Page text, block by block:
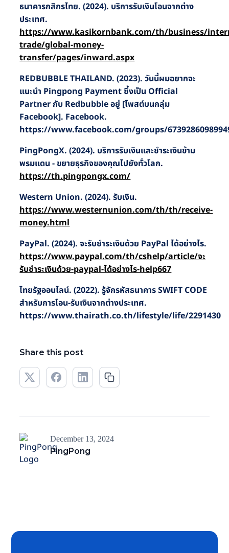
ธนาคารกสิกรไทย. (2024). บริการรับเงินโอนจากต่าง
ประเทศ.
https://www.kasikornbank.com/th/business/
trade/global-money-
transfer/pages/inward.aspx
REDBUBBLE THAILAND. (2023). วันนี้ผมอยากจะ
แนะนำ Pingpong Payment ซึ้งเป็น Official
Partner กับ Redbubble อยู่ [โพสต์บนกลุ่ม
Facebook]. Facebook.
https://www.facebook.com/groups/
PingPongX. (2024). บริการรับเงินและชำระเงินข้าม
พรมแดน - ขยายธุรกิจของคุณไปยังทั่วโลก.
https://th.pingpongx.com/
Western Union. (2024). รับเงิน.
https://www.westernunion.com/th/th/receive-
money.html
PayPal. (2024). จะรับชำระเงินด้วย PayPal ได้อย่างไร.
https://www.paypal.com/th/cshelp/article/จะ
รับชำระเงินด้วย-paypal-ได้อย่างไร-help667
ไทยรัฐออนไลน์. (2022). รู้จักรหัสธนาคาร SWIFT CODE
สำหรับการโอน-รับเงินจากต่างประเทศ.
https://www.thairath.co.th/lifestyle/life/2291430
Share this post
December 13, 2024
PingPong